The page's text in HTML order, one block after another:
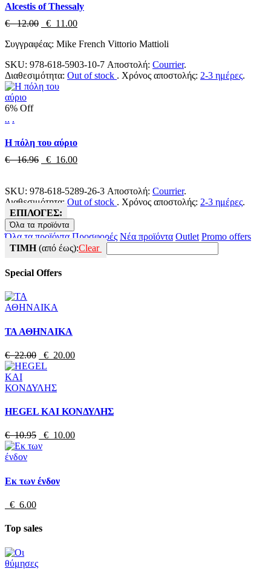
Alcestis of Thessaly
€ 12.00
€ 11.00
Συγγραφέας: Mike French Vittorio Mattioli
SKU: 978-618-5903-10-7 Αποστολή: Courrier.
Διαθεσιμότητα: Out of stock . Χρόνος αποστολής: 2-3 ημέρες.
6% Off
.. .
Η πόλη του αύριο
€ 16.96
€ 16.00
SKU: 978-618-5289-26-3 Αποστολή: Courrier.
Διαθεσιμότητα: Out of stock . Χρόνος αποστολής: 2-3 ημέρες.
ΕΠΙΛΟΓΕΣ:
Όλα τα προϊόντα
Όλα τα προϊόντα Προσφορές Νέα προϊόντα Outlet Promo offers
ΤΙΜΗ(από έως):Clear
Special Offers
ΤΑ ΑΘΗΝΑΙΚΑ
€ 22.00 € 20.00
HEGEL ΚΑΙ ΚΟΝΔΥΛΗΣ
€ 10.95 € 10.00
Εκ των ένδον
€ 6.00
Top sales